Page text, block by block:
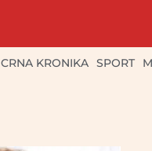
CRNA KRONIKA SPORT